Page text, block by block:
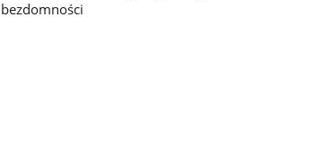
bezdomności